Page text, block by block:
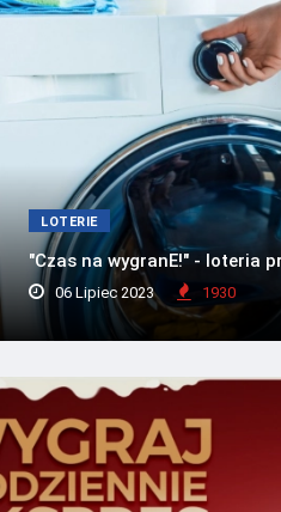
LOTERIE
"Czas na wygranE!" - loteria
06 Lipiec 2023 1930